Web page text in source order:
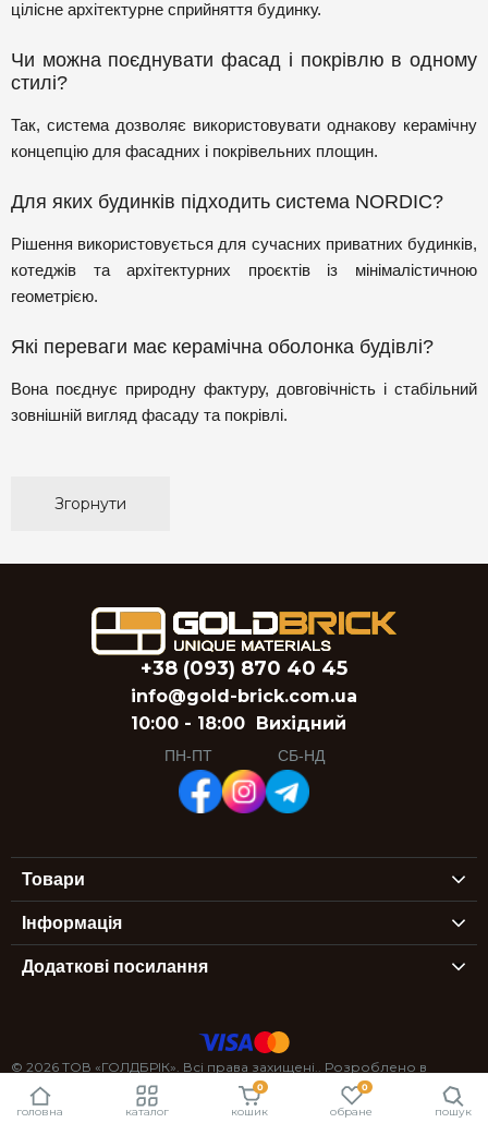
цілісне архітектурне сприйняття будинку.
Чи можна поєднувати фасад і покрівлю в одному
стилі?
Так, система дозволяє використовувати однакову керамічну
концепцію для фасадних і покрівельних площин.
Для яких будинків підходить система NORDIC?
Рішення використовується для сучасних приватних будинків,
котеджів та архітектурних проєктів із мінімалістичною
геометрією.
Які переваги має керамічна оболонка будівлі?
Вона поєднує природну фактуру, довговічність і стабільний
зовнішній вигляд фасаду та покрівлі.
Згорнути
+38 (093) 870 40 45
info@gold-brick.com.ua
10:00 - 18:00
ПН-ПТ
Вихідний
СБ-НД
Товари
Інформація
Додаткові посилання
© 2026 ТОВ «ГОЛДБРІК». Всі права захищені.. Розроблено в
StexSoft
головна каталог
0
кошик
0
обране пошук